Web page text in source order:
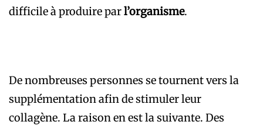
difficile à produire parl’organisme.
De nombreuses personnes se tournent vers la
supplémentation afin de stimuler leur
collagène. La raison en est la suivante. Des